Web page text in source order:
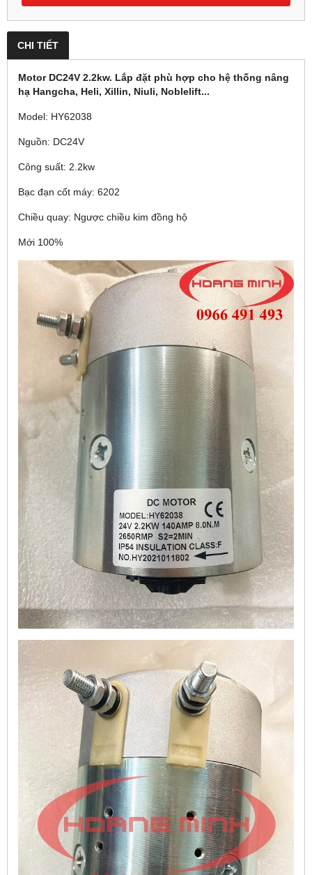
CHI TIẾT
Motor DC24V 2.2kw. Lắp đặt phù hợp cho hệ thống nâng
hạ Hangcha, Heli, Xillin, Niuli, Noblelift...
Model: HY62038
Nguồn: DC24V
Công suất: 2.2kw
Bạc đạn cốt máy: 6202
Chiều quay: Ngược chiều kim đồng hộ
Mới 100%